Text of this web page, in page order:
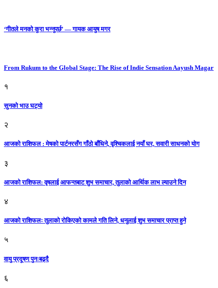
‘गीतले मनको कुरा भन्नुपर्छ’ — गायक आयुष मगर
From Rukum to the Global Stage: The Rise of Indie Sensation Aayush Magar
१
सुनको भाउ घट्याे
२
आजको राशिफल : मेषको पार्टनरसँग गाँठो बाँधिने, वृश्चिकलाई नयाँ घर, सवारी साधनकाे याेग
३
आजकाे राशिफल: वृषलाई आफन्तबाट शुभ समाचार, तुलाकाे आर्थिक लाभ ल्याउने दिन
४
आजको राशिफलः तुलाकाे रोकिएको कामले गति लिने, धनुलाई शुभ समाचार प्राप्त हुने
५
वायु प्रदूषण पुनःबढ्दै
६